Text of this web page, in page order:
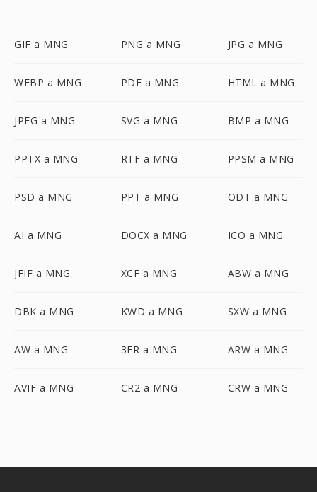
GIF a MNG PNG a MNG JPG a MNG
WEBP a MNG PDF a MNG HTML a MNG
JPEG a MNG SVG a MNG BMP a MNG
PPTX a MNG RTF a MNG PPSM a MNG
PSD a MNG PPT a MNG ODT a MNG
AI a MNG DOCX a MNG ICO a MNG
JFIF a MNG XCF a MNG ABW a MNG
DBK a MNG KWD a MNG SXW a MNG
AW a MNG 3FR a MNG ARW a MNG
AVIF a MNG CR2 a MNG CRW a MNG